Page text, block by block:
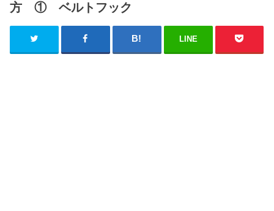
方 ① ベルトフック
LINE